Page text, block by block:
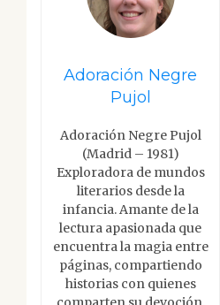
Adoración Negre
Pujol
Adoración Negre Pujol
(Madrid – 1981)
Exploradora de mundos
literarios desde la
infancia. Amante de la
lectura apasionada que
encuentra la magia entre
páginas, compartiendo
historias con quienes